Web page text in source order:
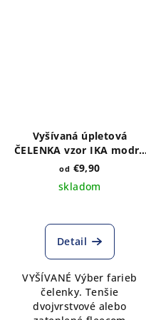
Vyšívaná úpletová
ČELENKA vzor IKA modrá
- výber farieb a druhu
od €9,90
skladom
Detail
VYŠÍVANÉ Výber farieb
čelenky. Tenšie
dvojvrstvové alebo